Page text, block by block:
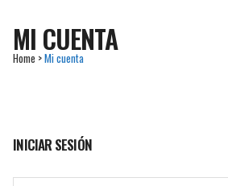
MI CUENTA
Home >Mi cuenta
INICIAR SESIÓN